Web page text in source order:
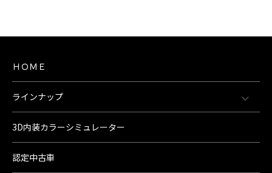
ＨＯＭＥ
ラインナップ
3D内装カラーシミュレーター
認定中古車